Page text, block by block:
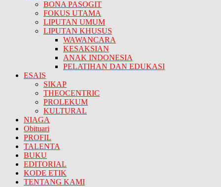
BONA PASOGIT
FOKUS UTAMA
LIPUTAN UMUM
LIPUTAN KHUSUS
WAWANCARA
KESAKSIAN
ANAK INDONESIA
PELATIHAN DAN EDUKASI
ESAIS
SIKAP
THEOCENTRIC
PROLEKUM
KULTURAL
NIAGA
Obituari
PROFIL
TALENTA
BUKU
EDITORIAL
KODE ETIK
TENTANG KAMI